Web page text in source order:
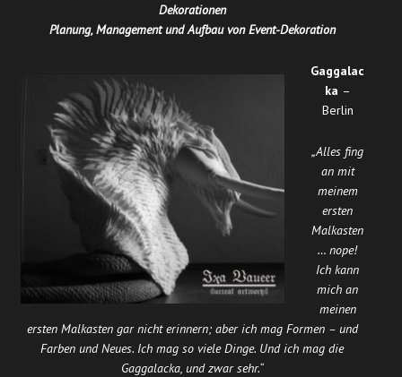
Dekorationen
Planung, Management und Aufbau von Event-Dekoration
Gaggalac
ka –
Berlin
„Alles fing
an mit
meinem
ersten
Malkasten
… nope!
Ich kann
mich an
meinen
ersten Malkasten gar nicht erinnern; aber ich mag Formen – und
Farben und Neues. Ich mag so viele Dinge. Und ich mag die
Gaggalacka, und zwar sehr.“